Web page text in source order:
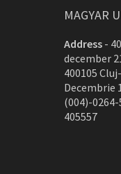
MAGYAR
Address -
december
400105
Decembrie
(004)-
405557